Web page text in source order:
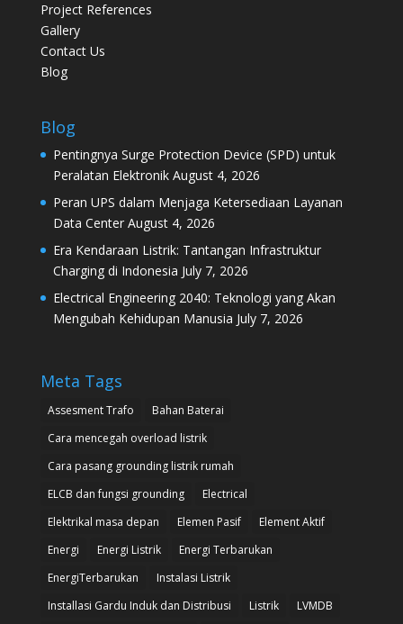
Project References
Gallery
Contact Us
Blog
Blog
Pentingnya Surge Protection Device (SPD) untuk
Peralatan Elektronik August 4, 2026
Peran UPS dalam Menjaga Ketersediaan Layanan
Data Center August 4, 2026
Era Kendaraan Listrik: Tantangan Infrastruktur
Charging di Indonesia July 7, 2026
Electrical Engineering 2040: Teknologi yang Akan
Mengubah Kehidupan Manusia July 7, 2026
Meta Tags
Assesment Trafo
Bahan Baterai
Cara mencegah overload listrik
Cara pasang grounding listrik rumah
ELCB dan fungsi grounding
Electrical
Elektrikal masa depan
Elemen Pasif
Element Aktif
Energi
Energi Listrik
Energi Terbarukan
EnergiTerbarukan
Instalasi Listrik
Installasi Gardu Induk dan Distribusi
Listrik LVMDB